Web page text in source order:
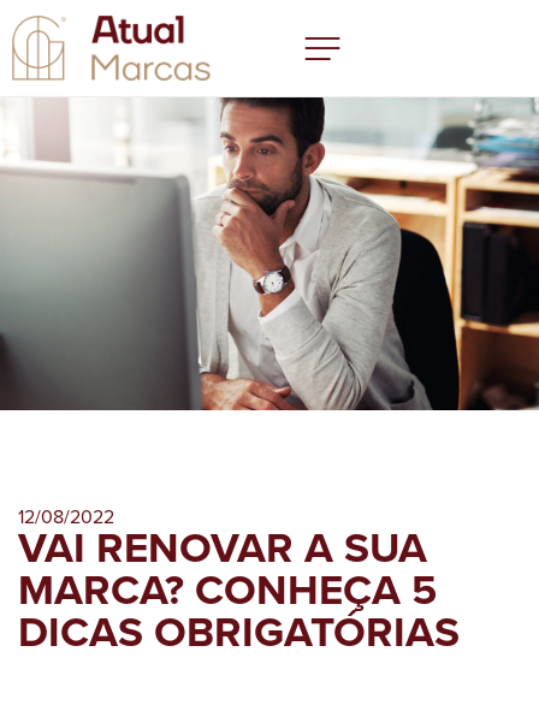
12/08/2022
VAI RENOVAR A SUA
MARCA? CONHEÇA 5
DICAS OBRIGATÓRIAS